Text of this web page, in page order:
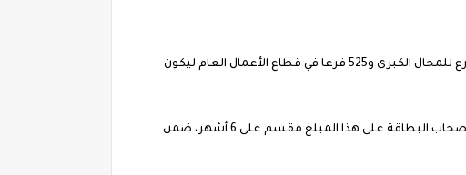
المبادرة تتلخص في إمكانية شراء أصحاب البطاقات التموينية من المحال التجارية المشتركة في المبادرة وعددهم 4500 فرع للمحال الكبرى و525 فرعا في قطاع الأعمال العام ليكون
وكان اتحاد الغرف سوف يمنح المواطنين من أصحاب البطاقات التموينية، مبلغ 1250 بحد أقصى 5 أفراد للبطاقة، ويحصل أصحاب البطاقة على هذا المبلغ مقسم على 6 أشهر، ضمن